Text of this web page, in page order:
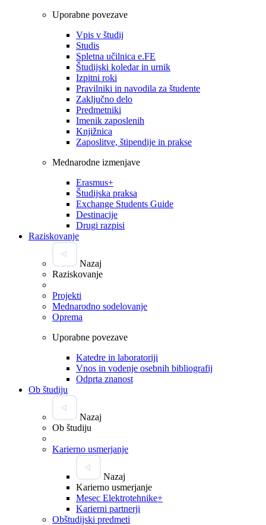
Uporabne povezave
Vpis v študij
Studis
Spletna učilnica e.FE
Študijski koledar in urnik
Izpitni roki
Pravilniki in navodila za študente
Zaključno delo
Predmetniki
Imenik zaposlenih
Knjižnica
Zaposlitve, štipendije in prakse
Mednarodne izmenjave
Erasmus+
Študijska praksa
Exchange Students Guide
Destinacije
Drugi razpisi
Raziskovanje
Nazaj
Raziskovanje
Projekti
Mednarodno sodelovanje
Oprema
Uporabne povezave
Katedre in laboratoriji
Vnos in vodenje osebnih bibliografij
Odprta znanost
Ob študiju
Nazaj
Ob študiju
Karierno usmerjanje
Nazaj
Karierno usmerjanje
Mesec Elektrotehnike+
Karierni partnerji
Obštudijski predmeti